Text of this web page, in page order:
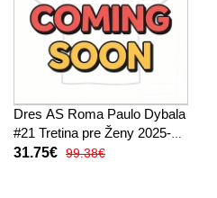
Dres AS Roma Paulo Dybala
#21 Tretina pre Ženy 2025-26
Krátky Rukáv
31.75€ 99.38€